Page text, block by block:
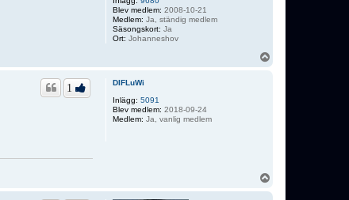
Blev medlem: 2008-10-21
Medlem: Ja, ständig medlem
Säsongskort: Ja
Ort: Johanneshov
DIFLuWi
Inlägg: 5091
Blev medlem: 2018-09-24
Medlem: Ja, vanlig medlem
1